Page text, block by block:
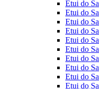
Etui do
Etui do
Etui do
Etui do
Etui do
Etui do
Etui do
Etui do
Etui do
Etui do